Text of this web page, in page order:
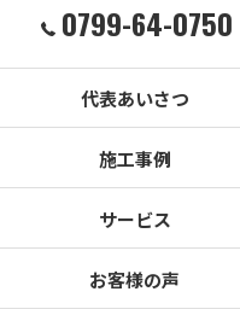
0799-64-0750
代表あいさつ
施工事例
サービス
お客様の声